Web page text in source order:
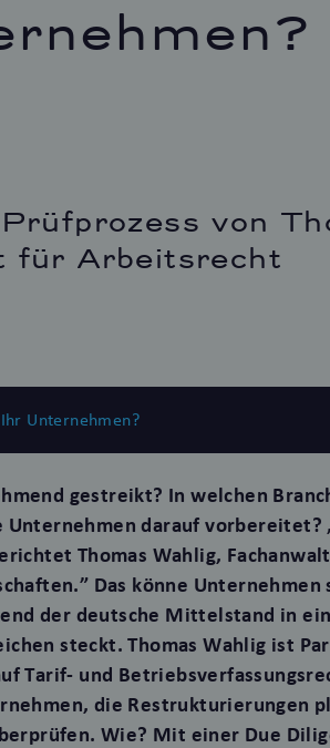
von
für Arbeitsrecht
Unternehmen?
gestreikt? In welchen
darauf vorbereitet?
Thomas Wahlig,
Das könne
der deutsche Mittelstand in
steckt. Thomas Wahlig ist
Tarif- und
die Restrukturierungen
Wie? Mit einer Due